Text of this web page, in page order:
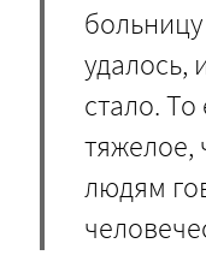
удалось,
стало.
тяжелое,
людям